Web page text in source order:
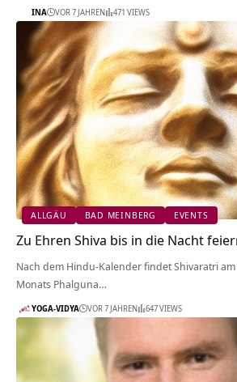
INA VOR 7 JAHREN 471 VIEWS
ALLGÄU BAD MEINBERG EVENTS
Zu Ehren Shiva bis in die Nacht
Nach dem Hindu-Kalender findet Shivaratri am
Monats Phalguna…
YOGA-VIDYA VOR 7 JAHREN 647 VIEWS